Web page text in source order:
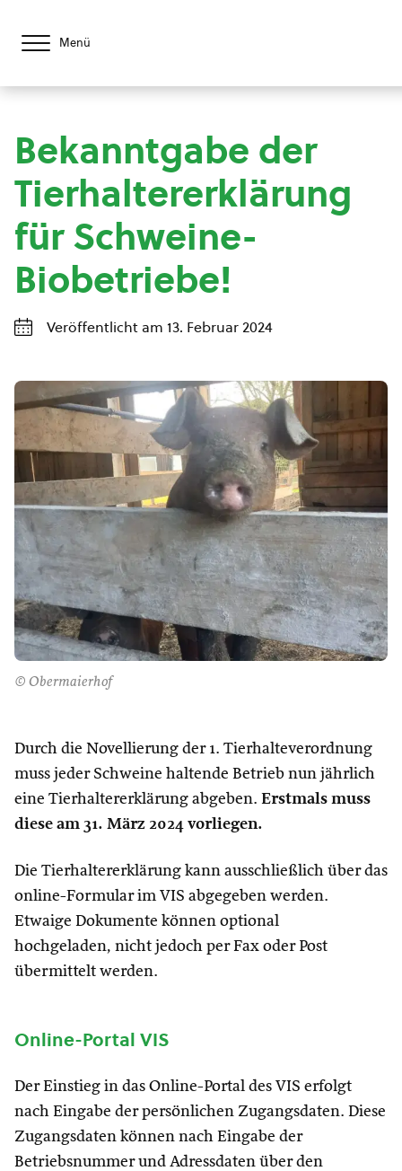
Menü
Bekanntgabe der
Tierhaltererklärung
für Schweine-
Biobetriebe!
Veröffentlicht am 13. Februar 2024
© Obermaierhof
Durch die Novellierung der 1. Tierhalteverordnung
muss jeder Schweine haltende Betrieb nun jährlich
eine Tierhaltererklärung abgeben. Erstmals muss
diese am 31. März 2024 vorliegen.
Die Tierhaltererklärung kann ausschließlich über das
online-Formular im VIS abgegeben werden.
Etwaige Dokumente können optional
hochgeladen, nicht jedoch per Fax oder Post
übermittelt werden.
Online-Portal VIS
Der Einstieg in das Online-Portal des VIS erfolgt
nach Eingabe der persönlichen Zugangsdaten. Diese
Zugangsdaten können nach Eingabe der
Betriebsnummer und Adressdaten über den